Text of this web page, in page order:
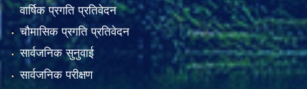
वार्षिक प्रगति प्रतिवेदन
चौमासिक प्रगति प्रतिवेदन
सार्वजनिक सुनुवाई
सार्वजनिक परीक्षण